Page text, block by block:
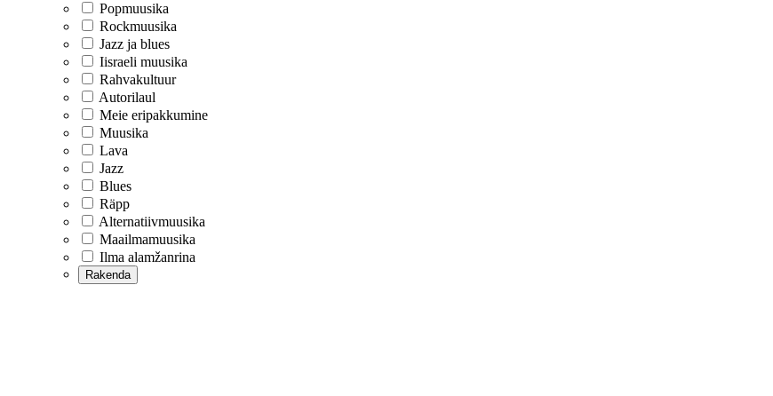
Popmuusika
Rockmuusika
Jazz ja blues
Iisraeli muusika
Rahvakultuur
Autorilaul
Meie eripakkumine
Muusika
Lava
Jazz
Blues
Räpp
Alternatiivmuusika
Maailmamuusika
Ilma alamžanrina
Rakenda